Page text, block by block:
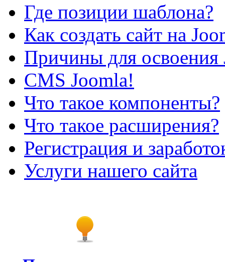
Где позиции шаблона?
Как создать сайт на
Причины для освоения
CMS Joomla!
Что такое компоненты?
Что такое расширения?
Регистрация и
Услуги нашего сайта